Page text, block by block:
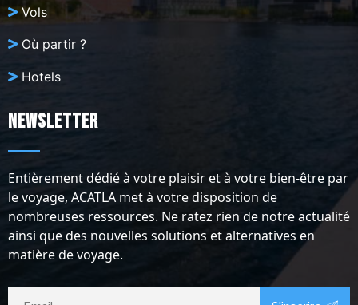
Vols
Où partir ?
Hotels
Newsletter
Entièrement dédié à votre plaisir et à votre bien-être par
le voyage, ACATLA met à votre disposition de
nombreuses ressources. Ne ratez rien de notre actualité
ainsi que des nouvelles solutions et alternatives en
matière de voyage.